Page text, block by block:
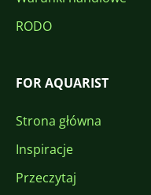
RODO
FOR AQUARIST
Strona główna
Inspiracje
Przeczytaj